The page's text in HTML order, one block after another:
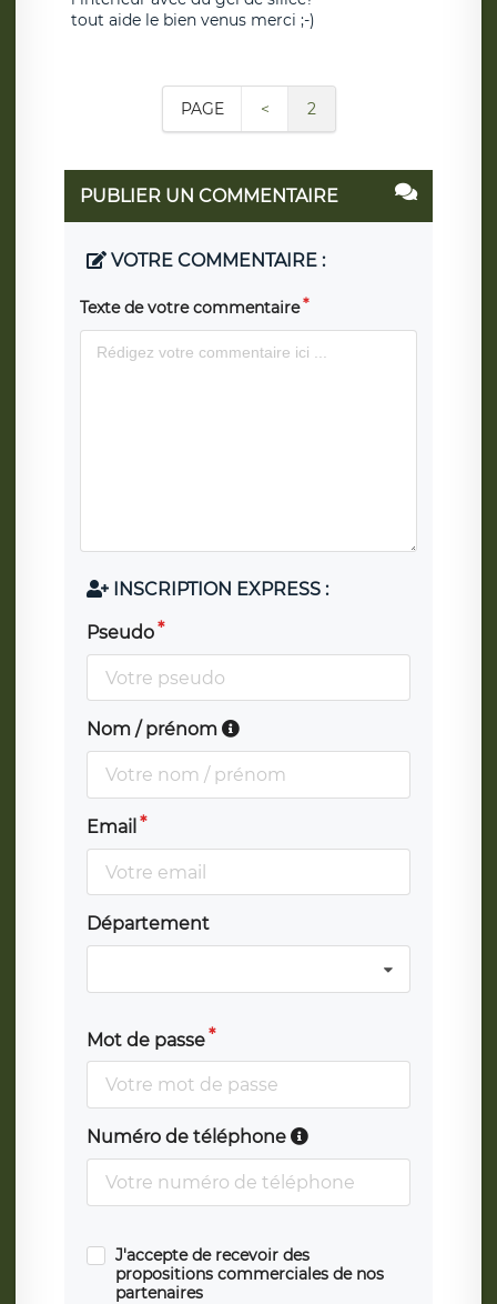
tout aide le bien venus merci ;-)
PAGE < 2
PUBLIER UN COMMENTAIRE
VOTRE COMMENTAIRE :
Texte de votre commentaire
INSCRIPTION EXPRESS :
Pseudo
Nom / prénom
Email
Département
Mot de passe
Numéro de téléphone
J'accepte de recevoir des
propositions commerciales de nos
partenaires